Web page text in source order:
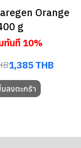
Orange
g
ทันที 10%
1,385 THB
มลงตะกร้า